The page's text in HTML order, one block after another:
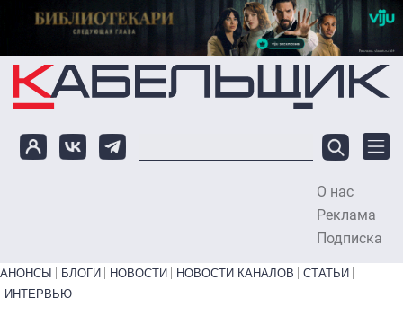
Перейти к основному содержанию
О нас
Реклама
Подписка
Primary links bottom
АНОНСЫ БЛОГИ НОВОСТИ НОВОСТИ КАНАЛОВ
СТАТЬИ
ИНТЕРВЬЮ